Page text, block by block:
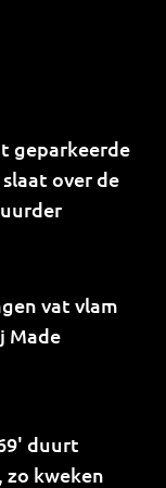
geparkeerde
over de
vat vlam
Made
duurt
zo kweken